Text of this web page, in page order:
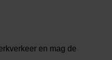
en mag de